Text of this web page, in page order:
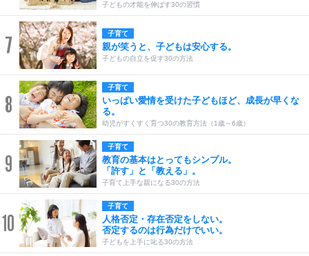
子どもの才能を伸ばす30の習慣
7 子育て
親が笑うと、子どもは安心する。
子どもの自立を促す30の方法
8
子育て
いっぱい愛情を受けた子どもほど、成長が早くな
る。
幼児がすくすく育つ30の教育方法（1歳～6歳）
9
子育て
教育の基本はとってもシンプル。
「許す」と「教える」。
子育て上手な親になる30の方法
10
子育て
人格否定・存在否定をしない。
否定するのは行為だけでいい。
子どもを上手に叱る30の方法